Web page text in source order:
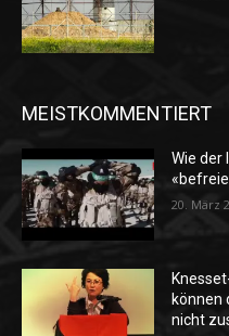
MEISTKOMMENTIERT
Wie der
20. März
können
nicht